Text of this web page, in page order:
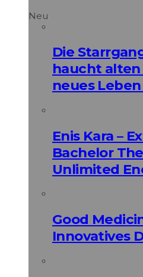
Neu
Die
haucht
neues
Enis Kara –
Bachelor
Unlimited
Good
Innovatives